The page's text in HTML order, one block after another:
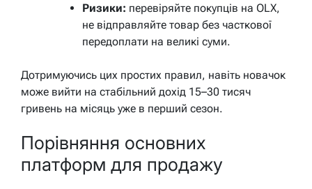
Ризики: перевіряйте покупців на OLX,
не відправляйте товар без часткової
передоплати на великі суми.
Дотримуючись цих простих правил, навіть новачок
може вийти на стабільний дохід 15–30 тисяч
гривень на місяць уже в перший сезон.
Порівняння основних
платформ для продажу